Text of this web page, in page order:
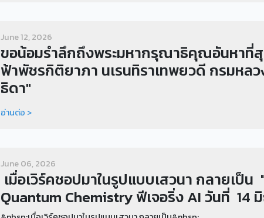
June 12, 2026
ขอน้อมรำลึกถึงพระมหากรุณาธิคุณอันหาที่สุ
ฟ้าพัชรกิติยาภา นเรนทิราเทพยวดี กรมหล
ธิดา"
อ่านต่อ >
June 06, 2026
เมื่อเวิร์คชอปมาในรูปแบบเสวนา กลายเป็น
Quantum Chemistry ฟีเจอริ่ง AI วันที่ 14